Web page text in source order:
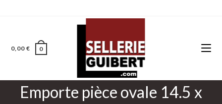
0,00€ 0
Emporte pièce ovale 14.5 x